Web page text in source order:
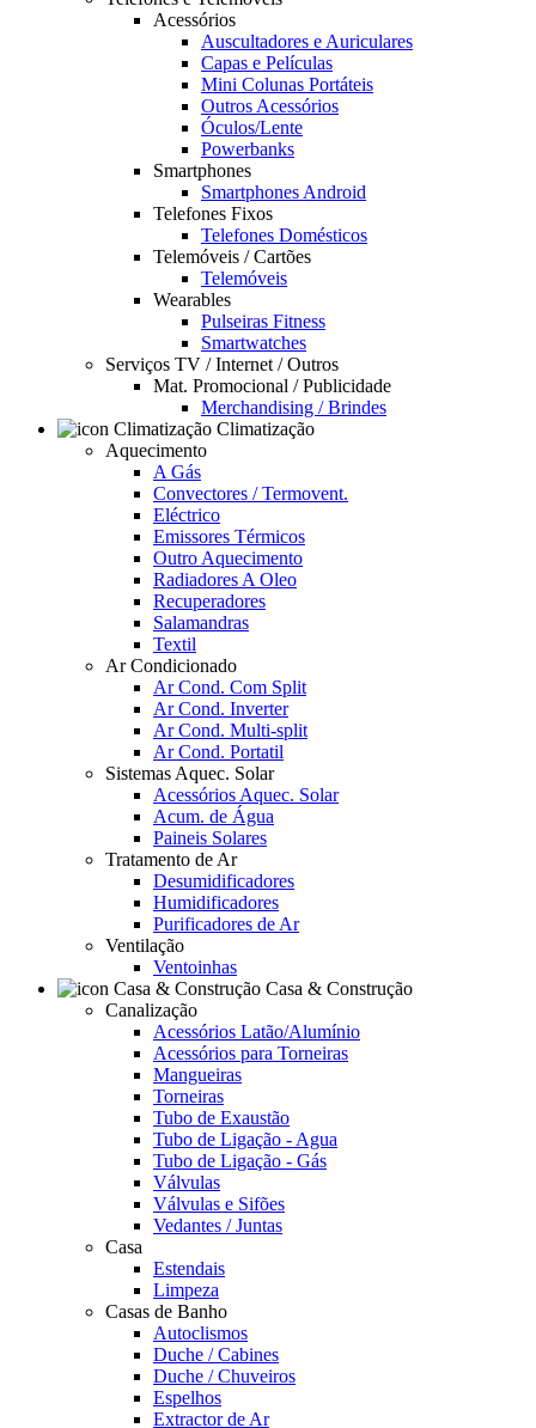
Acessórios
Auscultadores e Auriculares
Capas e Películas
Mini Colunas Portáteis
Outros Acessórios
Óculos/Lente
Powerbanks
Smartphones
Smartphones Android
Telefones Fixos
Telefones Domésticos
Telemóveis / Cartões
Telemóveis
Wearables
Pulseiras Fitness
Smartwatches
Serviços TV / Internet / Outros
Mat. Promocional / Publicidade
Merchandising / Brindes
Climatização
Aquecimento
A Gás
Convectores / Termovent.
Eléctrico
Emissores Térmicos
Outro Aquecimento
Radiadores A Oleo
Recuperadores
Salamandras
Textil
Ar Condicionado
Ar Cond. Com Split
Ar Cond. Inverter
Ar Cond. Multi-split
Ar Cond. Portatil
Sistemas Aquec. Solar
Acessórios Aquec. Solar
Acum. de Água
Paineis Solares
Tratamento de Ar
Desumidificadores
Humidificadores
Purificadores de Ar
Ventilação
Ventoinhas
Casa & Construção
Canalização
Acessórios Latão/Alumínio
Acessórios para Torneiras
Mangueiras
Torneiras
Tubo de Exaustão
Tubo de Ligação - Agua
Tubo de Ligação - Gás
Válvulas
Válvulas e Sifões
Vedantes / Juntas
Casa
Estendais
Limpeza
Casas de Banho
Autoclismos
Duche / Cabines
Duche / Chuveiros
Espelhos
Extractor de Ar